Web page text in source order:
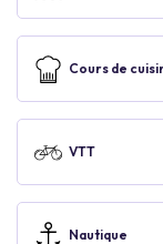
Cours de
VTT
Nautique